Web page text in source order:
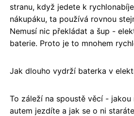
stranu, když jedete k
nákupáku, ta používá rovnou
Nemusí nic překládat a šup -
baterie. Proto je to mnohem
Jak dlouho vydrží baterka v
To záleží na spoustě věcí -
autem jezdíte a jak se o ni